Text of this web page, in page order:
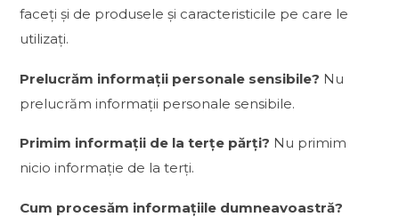
faceți și de produsele și caracteristicile pe care le
utilizați.
Prelucrăm informații personale sensibile? Nu
prelucrăm informații personale sensibile.
Primim informații de la terțe părți? Nu primim
nicio informație de la terți.
Cum procesăm informațiile dumneavoastră?